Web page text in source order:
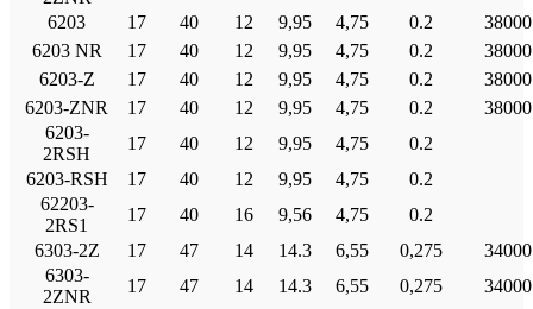
6203
17 40 12 9,95 4,75 0.2
38000
6203 NR
17 40 12 9,95 4,75 0.2
38000
6203-Ζ
17 40 12 9,95 4,75 0.2
38000
6203-ZNR
17 40 12 9,95 4,75 0.2
38000
6203-
2RSH
17 40 12 9,95 4,75
0.2
6203-RSH
17 40 12 9,95 4,75
0.2
62203-
2RS1
17 40 16 9,56 4,75
0.2
6303-2Ζ
17 47 14 14.3 6,55 0,275
34000
6303-
2ZNR
17 47 14 14.3 6,55 0,275
34000